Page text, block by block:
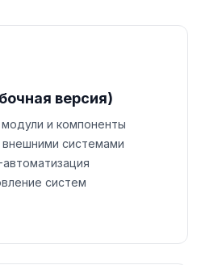
версия)
и компоненты
внешними системами
систем